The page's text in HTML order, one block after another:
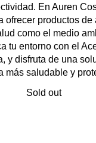
En Auren
ofrecer productos
como el medio
tu entorno con el
y disfruta de una
más saludable y
Sold out